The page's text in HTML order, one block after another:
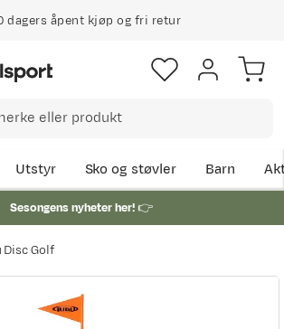
lynrask levering
Utstyr Sko og støvler Barn
Sesongens nyheter her!👉
Disc Golf